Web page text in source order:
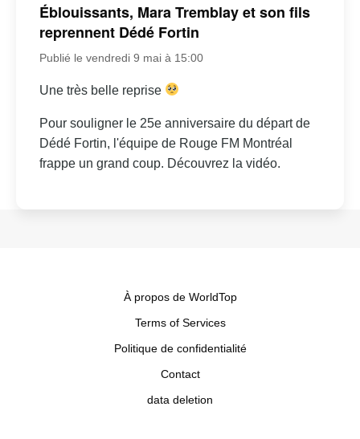
Éblouissants, Mara Tremblay et son fils
reprennent Dédé Fortin
Publié le vendredi 9 mai à 15:00
Une très belle reprise
Pour souligner le 25e anniversaire du départ de
Dédé Fortin, l'équipe de Rouge FM Montréal
frappe un grand coup. Découvrez la vidéo.
À propos de WorldTop
Terms of Services
Politique de confidentialité
Contact
data deletion